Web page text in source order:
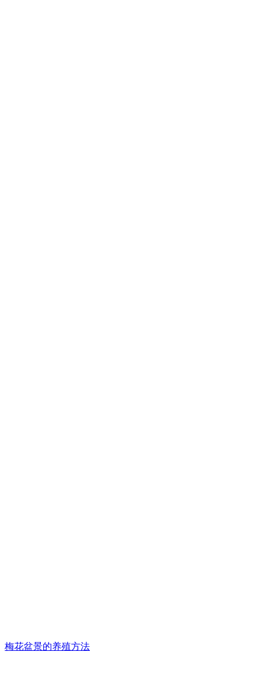
梅花盆景的养殖方法